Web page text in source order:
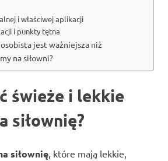
i właściwej aplikacji
i punkty tętna
jest ważniejsza niż
na siłowni?
świeże i lekkie
siłownię?
siłownię, które mają lekkie,